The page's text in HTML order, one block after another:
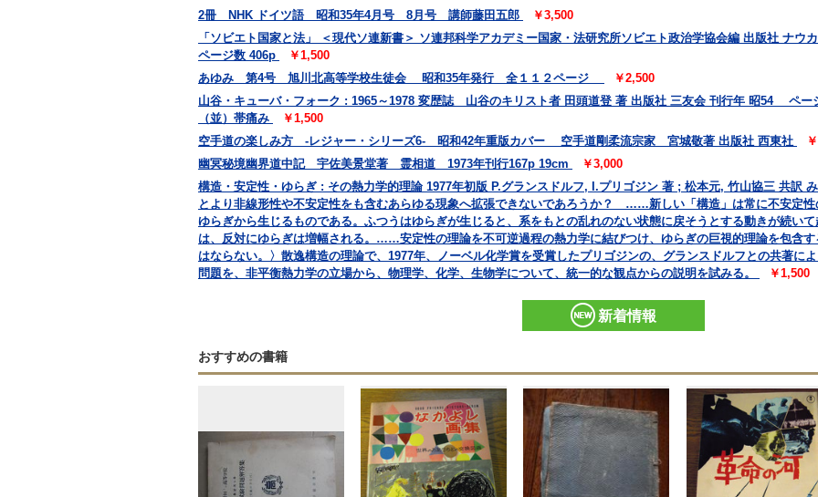
2冊 NHK ドイツ語 昭和35年4月号 8月号 講師藤田五郎
￥3,500
「ソビエト国家と法」 ＜現代ソ連新書＞ ソ連邦科学アカデミー国家・法研究所ソビエト政治学協会編 出版社 ナウ
ページ数 406p
￥1,500
あゆみ 第4号 旭川北高等学校生徒会 昭和35年発行 全１１２ページ
￥2,500
山谷・キューバ・フォーク : 1965～1978 変歴誌 山谷のキリスト者 田頭道登 著 出版社 三友会 刊行年 昭54 ペー
（並）帯痛み
￥1,500
空手道の楽しみ方 -レジャー・シリーズ6- 昭和42年重版カバー 空手道剛柔流宗家 宮城敬著 出版社 西東社
幽冥秘境幽界道中記 宇佐美景堂著 霊相道 1973年刊行167p 19cm
￥3,000
構造・安定性・ゆらぎ : その熱力学的理論 1977年初版 P.グランスドルフ, I.プリゴジン 著 ; 松本元, 竹山協三 共訳
とより非線形性や不安定性をも含むあらゆる現象へ拡張できないであろうか？ ……新しい「構造」は常に不安定性
ゆらぎから生じるものである。ふつうはゆらぎが生じると、系をもとの乱れのない状態に戻そうとする動きが続い
は、反対にゆらぎは増幅される。……安定性の理論を不可逆過程の熱力学に結びつけ、ゆらぎの巨視的理論を包含
はならない。〉散逸構造の理論で、1977年、ノーベル化学賞を受賞したプリゴジンの、グランスドルフとの共著に
問題を、非平衡熱力学の立場から、物理学、化学、生物学について、統一的な観点からの説明を試みる。
￥1,500
新着情報
おすすめの書籍